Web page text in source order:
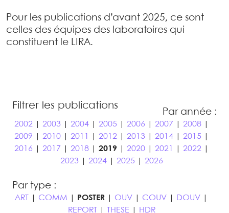
Pour les publications d’avant 2025, ce sont
celles des équipes des laboratoires qui
constituent le LIRA.
Filtrer les publications
Par année :
2002| 2003| 2004| 2005| 2006 2007 2008|
2009
2010| 2011 2012| 2013| 2014| 2015|
2016
2017 2018| 2019 2020| 2021 2022|
2023| 2024| 2025| 2026
Par type :
ART COMM POSTER OUV COUV DOUV
REPORT
THESE HDR